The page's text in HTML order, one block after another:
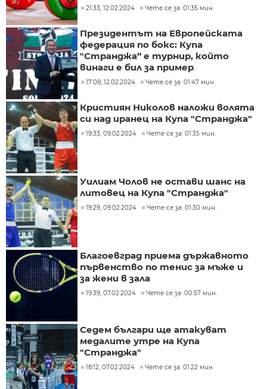
21:33, 12.02.2024 Чете се за: 01:35 мин.
Президентът на Европейската
федерация по бокс: Купа
"Странджа“ е турнир, който
винаги е бил за пример
17:08, 12.02.2024 Чете се за: 01:47 мин.
Кристиян Николов наложи волята
си над иранец на Купа "Странджа"
19:33, 09.02.2024 Чете се за: 01:35 мин.
Уилиам Чолов не остави шанс на
литовец на Купа "Странджа"
19:29, 09.02.2024 Чете се за: 01:30 мин.
Благоевград приема държавното
първенство по тенис за мъже и
за жени в зала
19:39, 07.02.2024 Чете се за: 00:57 мин.
Седем българи ще атакуват
медалите утре на Купа
"Странджа"
18:12, 07.02.2024 Чете се за: 01:22 мин.